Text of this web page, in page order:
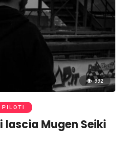
992
PILOTI
lascia Mugen Seiki